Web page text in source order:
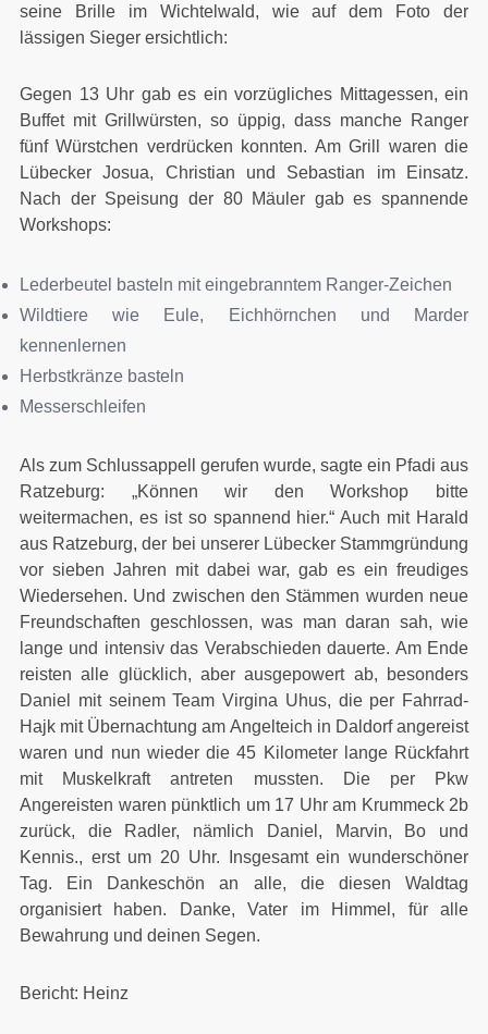
seine Brille im Wichtelwald, wie auf dem Foto der
lässigen Sieger ersichtlich:
Gegen 13 Uhr gab es ein vorzügliches Mittagessen, ein
Buffet mit Grillwürsten, so üppig, dass manche Ranger
fünf Würstchen verdrücken konnten. Am Grill waren die
Lübecker Josua, Christian und Sebastian im Einsatz.
Nach der Speisung der 80 Mäuler gab es spannende
Workshops:
Lederbeutel basteln mit eingebranntem Ranger-Zeichen
Wildtiere wie Eule, Eichhörnchen und Marder
kennenlernen
Herbstkränze basteln
Messerschleifen
Als zum Schlussappell gerufen wurde, sagte ein Pfadi aus
Ratzeburg: „Können wir den Workshop bitte
weitermachen, es ist so spannend hier.“ Auch mit Harald
aus Ratzeburg, der bei unserer Lübecker Stammgründung
vor sieben Jahren mit dabei war, gab es ein freudiges
Wiedersehen. Und zwischen den Stämmen wurden neue
Freundschaften geschlossen, was man daran sah, wie
lange und intensiv das Verabschieden dauerte. Am Ende
reisten alle glücklich, aber ausgepowert ab, besonders
Daniel mit seinem Team Virgina Uhus, die per Fahrrad-
Hajk mit Übernachtung am Angelteich in Daldorf angereist
waren und nun wieder die 45 Kilometer lange Rückfahrt
mit Muskelkraft antreten mussten. Die per Pkw
Angereisten waren pünktlich um 17 Uhr am Krummeck 2b
zurück, die Radler, nämlich Daniel, Marvin, Bo und
Kennis., erst um 20 Uhr. Insgesamt ein wunderschöner
Tag. Ein Dankeschön an alle, die diesen Waldtag
organisiert haben. Danke, Vater im Himmel, für alle
Bewahrung und deinen Segen.
Bericht: Heinz